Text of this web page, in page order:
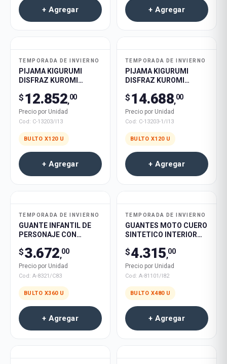
+ Agregar + Agregar
TEMPORADA DE INVIERNO
PIJAMA KIGURUMI
DISFRAZ KUROMI
110cm 15u， 120cm
25u， 130cm 30u，
140cm 35u 120u
$ 12.852,00
Precio por Unidad
Cod: C-13203/I13
BULTO X120 U
+ Agregar
TEMPORADA DE INVIERNO
PIJAMA KIGURUMI
DISFRAZ KUROMI
30u， L 20u， XL 25u
120u
$ 14.688,00
Precio por Unidad
Cod: C-13203-1/I13
BULTO X120 U
+ Agregar
TEMPORADA DE INVIERNO
GUANTE INFANTIL DE
PERSONAJE CON
CALENTITO 360u
$3.672,00
Precio por Unidad
Cod: A-8321/C83
BULTO X360 U
+ Agregar
TEMPORADA DE INVIERNO
GUANTES MOTO CUERO
SINTETICO INTERIOR
$4.315,00
Precio por Unidad
Cod: A-81101/I82
BULTO X480 U
+ Agregar